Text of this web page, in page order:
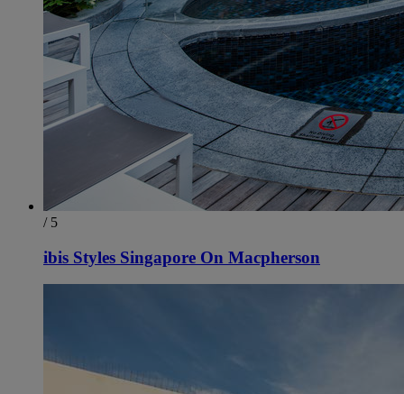
/ 5
ibis Styles Singapore On Macpherson